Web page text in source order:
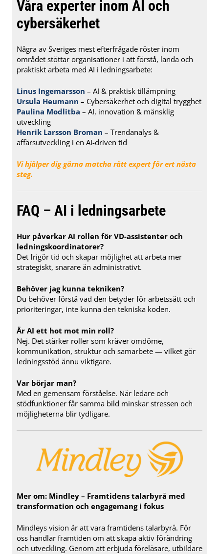
Våra experter inom AI och
cybersäkerhet
Några av Sveriges mest efterfrågade röster inom
området stöttar organisationer i att förstå, landa och
praktiskt arbeta med AI i ledningsarbete:
Linus Ingemarsson – AI & praktisk tillämpning
Ursula Heumann – Cybersäkerhet och digital trygghet
Paulina Modlitba – AI, innovation & mänsklig
utveckling
Henrik Larsson Broman – Trendanalys &
affärsutveckling i en AI-driven tid
Vi hjälper dig gärna matcha rätt expert för ert nästa
steg.
FAQ – AI i ledningsarbete
Hur påverkar AI rollen för VD-assistenter och
ledningskoordinatorer?
Det frigör tid och skapar möjlighet att arbeta mer
strategiskt, snarare än administrativt.
Behöver jag kunna tekniken?
Du behöver förstå vad den betyder för arbetssätt och
prioriteringar, inte kunna den tekniska koden.
Är AI ett hot mot min roll?
Nej. Det stärker roller som kräver omdöme,
kommunikation, struktur och samarbete — vilket gör
ledningsstöd ännu viktigare.
Var börjar man?
Med en gemensam förståelse. När ledare och
stödfunktioner får samma bild minskar stressen och
möjligheterna blir tydligare.
Mer om: Mindley – Framtidens talarbyrå med
transformation och engagemang i fokus
Mindleys vision är att vara framtidens talarbyrå. För
oss handlar framtiden om att skapa aktiv förändring
och utveckling. Genom att erbjuda föreläsare, utbildare